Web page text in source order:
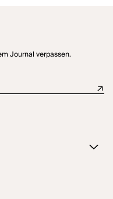
Journal verpassen.